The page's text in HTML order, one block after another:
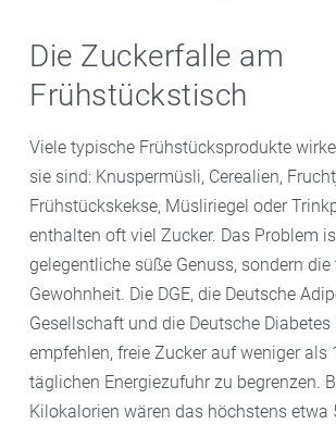
Die Zuckerfalle am
Frühstückstisch
Viele typische Frühstücksprodukte
sie sind: Knuspermüsli, Cerealien,
Frühstückskekse, Müsliriegel oder
enthalten oft viel Zucker. Das Problem
gelegentliche süße Genuss, sondern
Gewohnheit. Die DGE, die Deutsche
Gesellschaft und die Deutsche
empfehlen, freie Zucker auf weniger als
täglichen Energiezufuhr zu begrenzen.
Kilokalorien wären das höchstens etwa